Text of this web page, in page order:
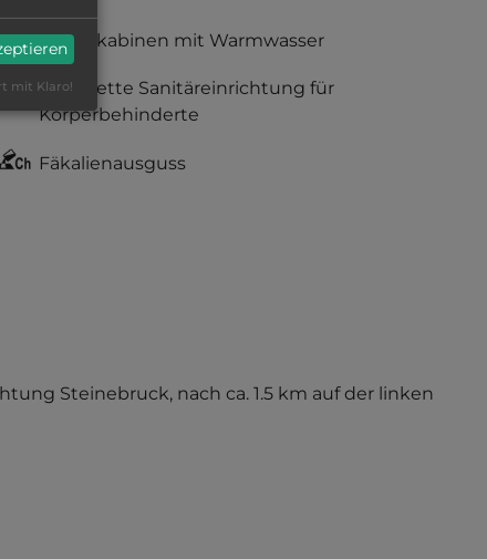
Duschkabinen mit Warmwasser
komplette Sanitäreinrichtung für
Körperbehinderte
Fäkalienausguss
Steinebruck, nach ca. 1.5 km auf der linken
mit Klaro!